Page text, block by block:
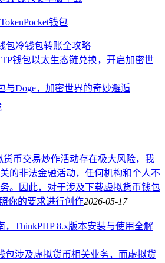
钱包
包冷钱包转账全攻略
钱包以太生态链兑换，开启加密世
与Doge，加密世界的奇妙邂逅
货币交易炒作活动存在极大风险，我
的非法金融活动，任何机构和个人不
。因此，对于涉及下载虚拟货币钱包
你的要求进行创作2026-05-17
，ThinkPHP 8.x版本安装与使用全解
包涉及虚拟货币相关业务，而虚拟货